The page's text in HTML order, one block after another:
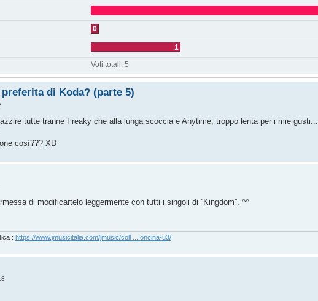
0
1
Voti totali: 5
di Koda? (parte 5)
tutte tranne Freaky che alla lunga scoccia e Anytime, troppo lenta per i mie gusti...
così??? XD
di modificartelo leggermente con tutti i singoli di ''Kingdom''. ^^
: https://www.jmusicitalia.com/jmusic/coll ... oncina-u3/